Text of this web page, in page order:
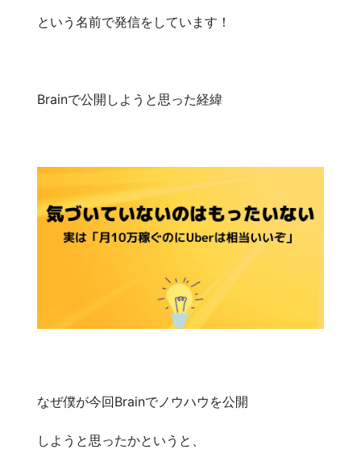
という名前で発信をしています！
Brainで公開しようと思った経緯
なぜ僕が今回Brainでノウハウを公開
しようと思ったかというと、